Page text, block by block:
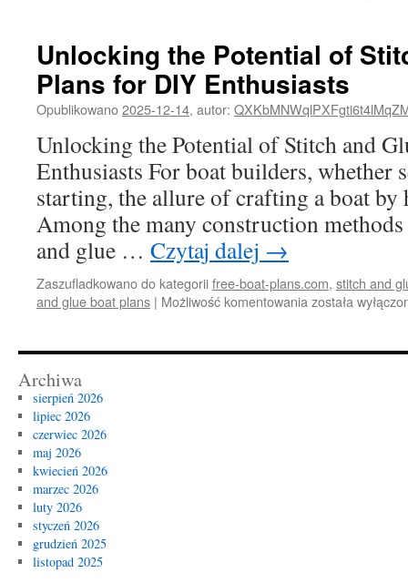
Glue
Boat
Plans
Unlocking the Potential of
Plans for DIY Enthusiasts
Opublikowano2025-12-14, autor:
Unlocking the Potential of Stitch and
Enthusiasts For boat builders, whether
starting, the allure of crafting a boat
Among the many construction
and glue … Czytaj dalej →
Zaszufladkowano do kategoriifree-boat-plans.com, stitch and
and glue boat plans | Możliwość komentowania Unlocking
of
została
Archiwa
sierpień 2026
lipiec 2026
czerwiec 2026
maj 2026
kwiecień 2026
marzec 2026
luty 2026
styczeń 2026
grudzień 2025
listopad 2025